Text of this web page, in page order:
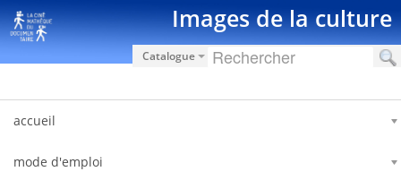
Saut au contenu Images de la culture
Catalogue
accueil
mode d'emploi